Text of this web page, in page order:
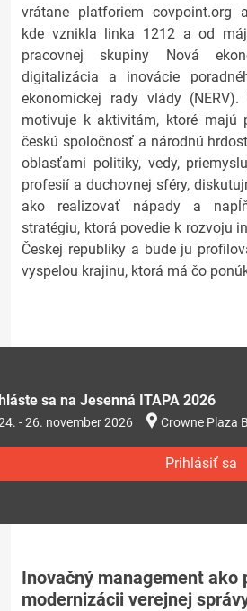
vrátane platforiem covpoint.org
kde vznikla linka 1212 a od
pracovnej skupiny Nová
digitalizácia a inovácie
ekonomickej rady vlády
motivuje k aktivitám, ktoré majú
českú spoločnosť a národnú
oblasťami politiky, vedy,
profesií a duchovnej sféry,
ako realizovať nápady a
stratégiu, ktorá povedie k rozvoju
Českej republiky a bude ju
vyspelou krajinu, ktorá má čo
sa na Jesenná ITAPA 2026
- 26. november 2026 Crowne Plaza
Prihlásiť sa
Inovačný management ako
modernizácii verejnej